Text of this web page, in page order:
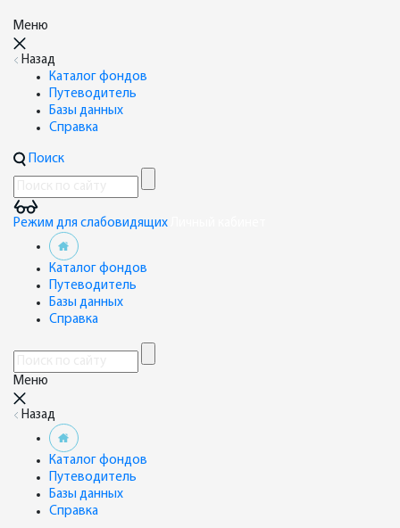
Меню
Назад
Каталог фондов
Путеводитель
Базы данных
Справка
Поиск
Режим для слабовидящих
Каталог фондов
Путеводитель
Базы данных
Справка
Меню
Назад
Каталог фондов
Путеводитель
Базы данных
Справка